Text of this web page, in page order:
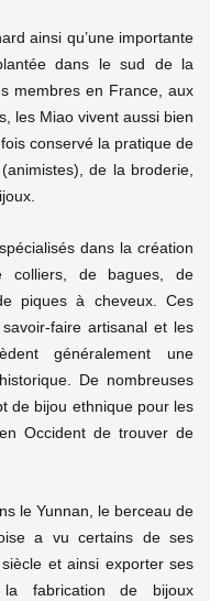
ainsi qu’une importante
dans le sud de la
membres en France, aux
les Miao vivent aussi bien
conservé la pratique de
de la broderie,
dans la création
colliers, de bagues, de
piques à cheveux. Ces
faire artisanal et les
généralement une
De nombreuses
de bijou ethnique pour les
Occident de trouver de
le Yunnan, le berceau de
a vu certains de ses
et ainsi exporter ses
fabrication de bijoux